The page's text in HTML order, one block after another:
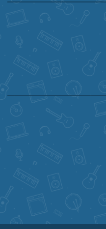
احسان دریادل
احسان علیانی
احسان کمری
احمد اسلامی
احمد نوریان
ارسی بند